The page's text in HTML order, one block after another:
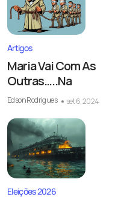
Artigos
Maria Vai Com As
Outras…..Na
Edson Rodrigues set 6, 2024
Eleições 2026